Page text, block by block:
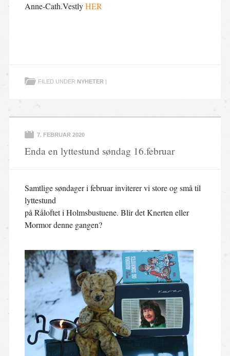
Anne-Cath.VestlyHER
FILED UNDER NYHETER |
7. FEBRUAR 2020
Enda en lyttestund søndag 16.februar
Samtlige søndager i februar inviterer vi store og små til
lyttestund
på Råloftet i Holmsbustuene. Blir det Knerten eller
Mormor denne gangen?